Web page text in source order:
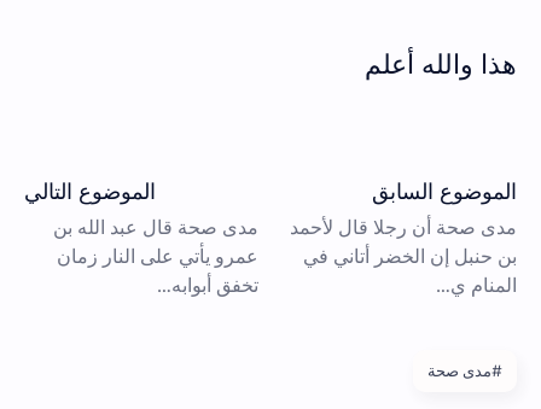
هذا والله أعلم
#مدى صحة